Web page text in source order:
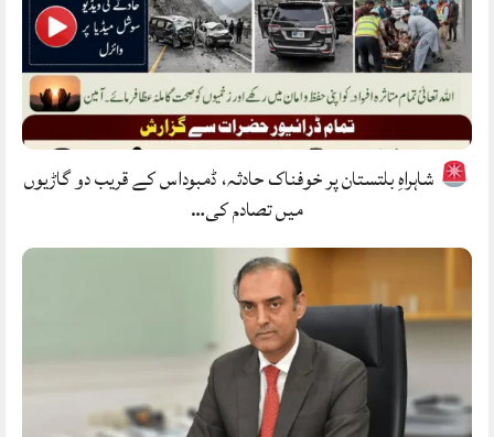
شاہراہِ بلتستان پر خوفناک حادثہ، ڈمبوداس کے قریب دو گاڑیوں
میں تصادم کی…